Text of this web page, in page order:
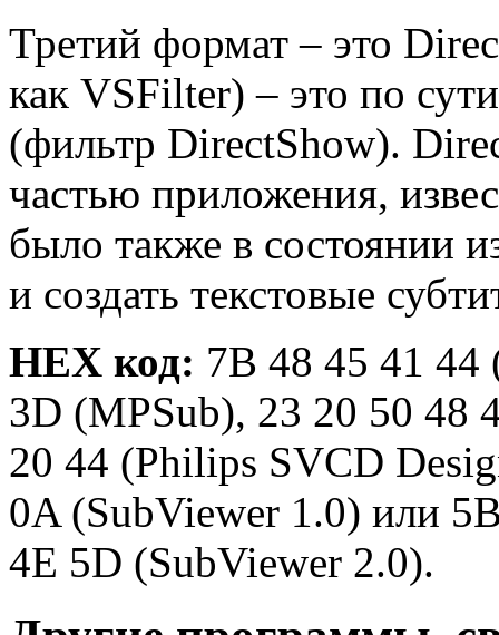
Третий формат – это
как VSFilter) – это по
(фильтр DirectShow).
частью приложения,
было также в состоянии
и создать текстовые
HEX код: 7B 48 45 41
3D (MPSub), 23 20 50 48
20 44 (Philips SVCD
0A (SubViewer 1.0) или
4E 5D (SubViewer 2.0).